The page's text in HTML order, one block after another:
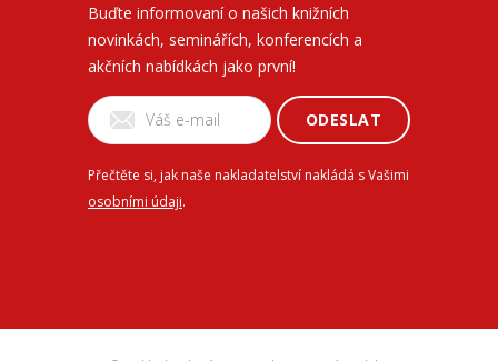
Buďte informovaní o našich knižních
novinkách, seminářích, konferencích a
akčních nabídkách jako první!
ODESLAT
Přečtěte si, jak naše nakladatelství nakládá s Vašimi
osobními údaji.